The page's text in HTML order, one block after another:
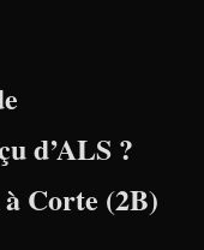
d’ALS ?
Corte (2B)